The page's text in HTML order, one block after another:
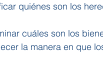
quiénes son los
cuáles son los
la manera en que